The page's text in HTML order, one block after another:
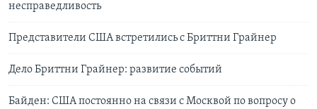
несправедливость
Представители США встретились с Бриттни Грайнер
Дело Бриттни Грайнер: развитие событий
Байден: США постоянно на связи с Москвой по вопросу о